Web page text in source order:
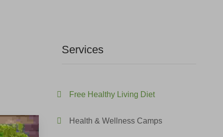
Services
Free Healthy Living Diet
Health & Wellness Camps